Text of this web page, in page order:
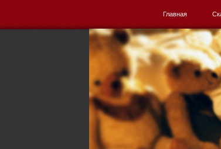
Главная